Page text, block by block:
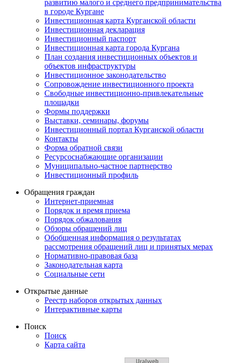
развитию малого и среднего предпринимательства
в городе Кургане
Инвестиционная карта Курганской области
Инвестиционная декларация
Инвестиционный паспорт
Инвестиционная карта города Кургана
План создания инвестиционных объектов и
объектов инфраструктуры
Инвестиционное законодательство
Сопровождение инвестиционного проекта
Свободные инвестиционно-привлекательные
площадки
Формы поддержки
Выставки, семинары, форумы
Инвестиционный портал Курганской области
Контакты
Форма обратной связи
Ресурсоснабжающие организации
Муниципально-частное партнерство
Инвестиционный профиль
Обращения граждан
Интернет-приемная
Порядок и время приема
Порядок обжалования
Обзоры обращений лиц
Обобщенная информация о результатах
рассмотрения обращений лиц и принятых мерах
Нормативно-правовая база
Законодательная карта
Социальные сети
Открытые данные
Реестр наборов открытых данных
Интерактивные карты
Поиск
Поиск
Карта сайта